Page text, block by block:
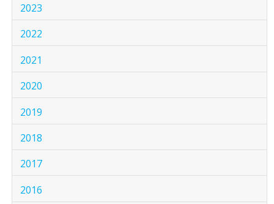
2023
2022
2021
2020
2019
2018
2017
2016